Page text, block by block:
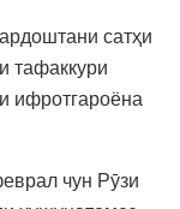
сатҳи
тафаккури
ифротгароёна
чун Рӯзи